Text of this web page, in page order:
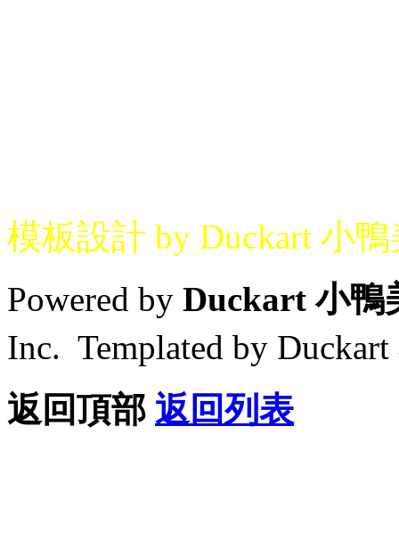
模板設計 by Duckart 小
Powered by Duckart 小鴨
Inc. Templated by
返回頂部 返回列表